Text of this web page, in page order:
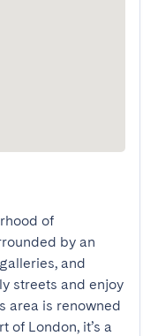
of
by an
and
streets and enjoy
area is renowned
of London, it’s a